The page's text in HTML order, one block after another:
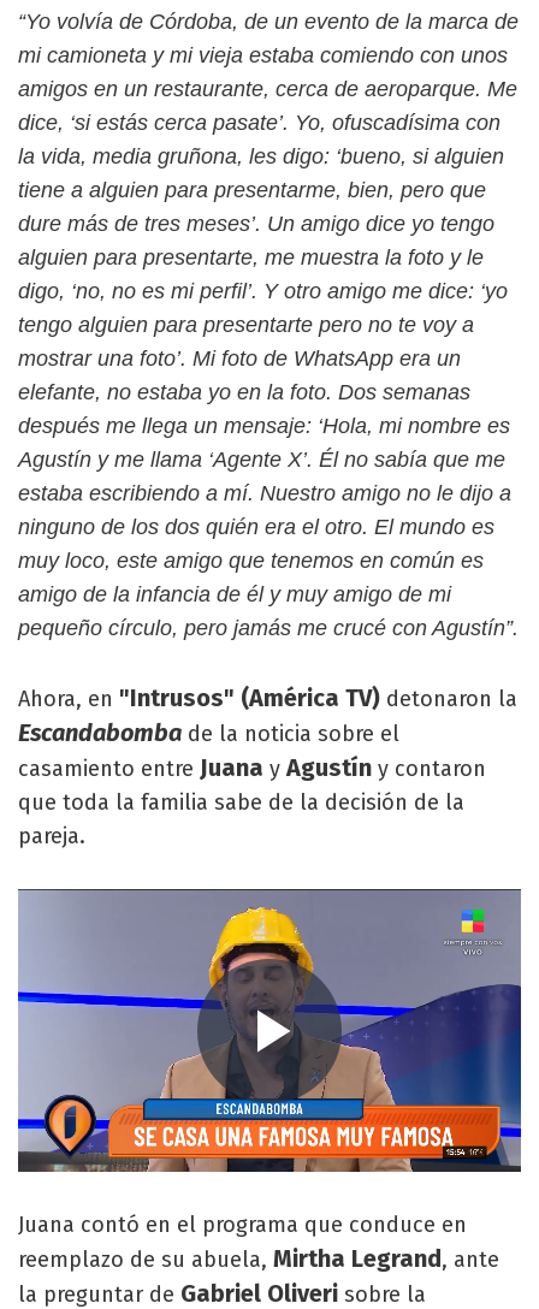
“Yo volvía de Córdoba, de un evento de la marca de
mi camioneta y mi vieja estaba comiendo con unos
amigos en un restaurante, cerca de aeroparque. Me
dice, ‘si estás cerca pasate’. Yo, ofuscadísima con
la vida, media gruñona, les digo: ‘bueno, si alguien
tiene a alguien para presentarme, bien, pero que
dure más de tres meses’. Un amigo dice yo tengo
alguien para presentarte, me muestra la foto y le
digo, ‘no, no es mi perfil’. Y otro amigo me dice: ‘yo
tengo alguien para presentarte pero no te voy a
mostrar una foto’. Mi foto de WhatsApp era un
elefante, no estaba yo en la foto. Dos semanas
después me llega un mensaje: ‘Hola, mi nombre es
Agustín y me llama ‘Agente X’. Él no sabía que me
estaba escribiendo a mí. Nuestro amigo no le dijo a
ninguno de los dos quién era el otro. El mundo es
muy loco, este amigo que tenemos en común es
amigo de la infancia de él y muy amigo de mi
pequeño círculo, pero jamás me crucé con Agustín”.
Ahora, en "Intrusos" (América TV) detonaron la
Escandabomba de la noticia sobre el
casamiento entre Juana y Agustín y contaron
que toda la familia sabe de la decisión de la
pareja.
Juana contó en el programa que conduce en
reemplazo de su abuela, Mirtha Legrand, ante
la preguntar de Gabriel Oliveri sobre la